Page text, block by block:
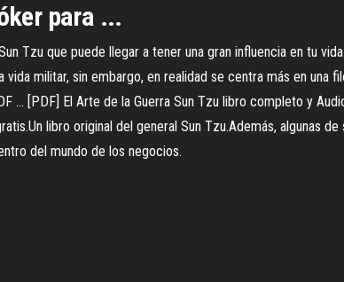
para ...
Tzu que puede llegar a tener una gran influencia en tu
militar, sin embargo, en realidad se centra más en una
... [PDF] El Arte de la Guerra Sun Tzu libro completo y
libro original del general Sun Tzu.Además, algunas
del mundo de los negocios.